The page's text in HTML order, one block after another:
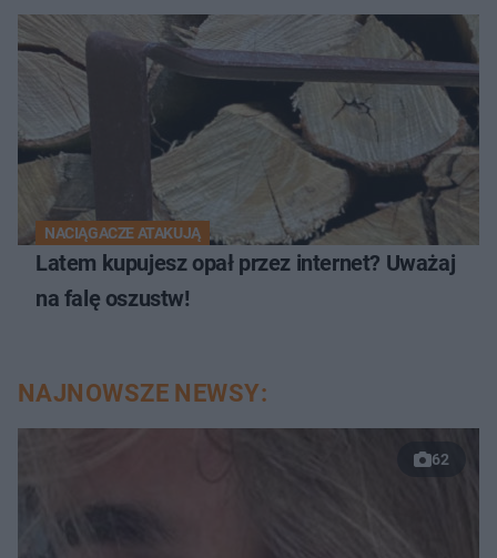
NACIĄGACZE ATAKUJĄ
Latem kupujesz opał przez internet? Uważaj
na falę oszustw!
NAJNOWSZE NEWSY:
62